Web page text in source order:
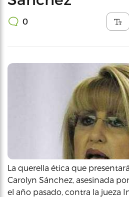
0
La querella ética que
Carolyn Sánchez, asesinada
el año pasado, contra la jueza